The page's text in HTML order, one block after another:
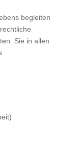
begleiten
Sie in allen